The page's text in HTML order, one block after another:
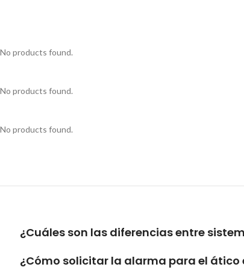
No products found.
No products found.
No products found.
¿Cuáles son las diferencias entre
¿Cómo solicitar la alarma para el ático